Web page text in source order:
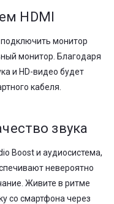
HDMI
монитор
монитор. Благодаря
и HD-видео будет
кабеля.
звука
Boost и аудиосистема,
невероятно
Живите в ритме
со смартфона через